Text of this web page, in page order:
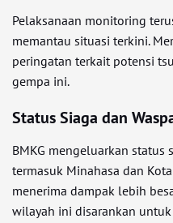
Pelaksanaan monitoring
memantau situasi terkini.
peringatan terkait potensi
gempa ini.
Status Siaga dan
BMKG mengeluarkan status
termasuk Minahasa dan
menerima dampak lebih
wilayah ini disarankan